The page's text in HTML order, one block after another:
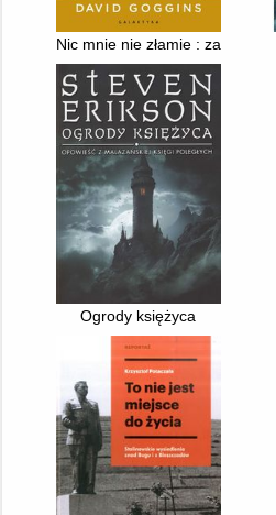
Nic mnie nie złamie : zapanuj
Ogrody księżyca